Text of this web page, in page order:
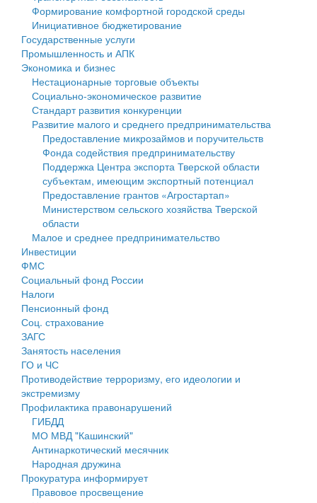
Государственные услуги
Промышленность и АПК
Экономика и бизнес
Символика
Устав
Гостям округа
Туризм
Культура
Образование
Здравоохранение
Социальная защита
Фотоальбом
муниципального округа Тверской области
Администрация Кашинского муниципального округа
Тверской области
Управление сельскими территориями
Открытые данные
Работа с обращениями граждан
Муниципальный контроль
Муниципальные услуги
Проекты административных регламентов
Антимонопольный комплаенс
Противодействие коррупции
Финансовое управление
Бюджет для граждан
Имущество
Выявление правообладателей ранее учтенных
объектов недвижимости
Имущественная поддержка субъектов малого и
среднего предпринимательства
Информационная поддержка субъектов малого и
среднего предпринимательства
Муниципальные программы
Контрольно-счетная палата
Персональные данные
Оценка регулирующего воздействия
Деятельность МУ
Нормативы градостроительного проектирования
Правила землепользования и застройки
Генеральные планы
Формирование комфортной городской среды
Инициативное бюджетирование
Государственные услуги
Промышленность и АПК
Экономика и бизнес
Нестационарные торговые объекты
Социально-экономическое развитие
Стандарт развития конкуренции
Развитие малого и среднего предпринимательства
Предоставление микрозаймов и поручительств
Фонда содействия предпринимательству
Поддержка Центра экспорта Тверской области
субъектам, имеющим экспортный потенциал
Предоставление грантов «Агростартап»
Министерством сельского хозяйства Тверской
области
Малое и среднее предпринимательство
Инвестиции
ФМС
Социальный фонд России
Налоги
Пенсионный фонд
Соц. страхование
ЗАГС
Занятость населения
ГО и ЧС
Противодействие терроризму, его идеологии и
экстремизму
Профилактика правонарушений
ГИБДД
МО МВД "Кашинский"
Антинаркотический месячник
Народная дружина
Прокуратура информирует
Правовое просвещение